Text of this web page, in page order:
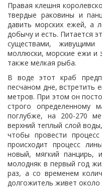
Правая клешня
твердые раковины и
давить морских ежей, а
добычу и есть. Питается
существами,
моллюски, морские ежи и
также мелкая рыба.
В воде этот краб
песчаном дне, встретить
метров. При этом он
строго определенному
поглубже, на 200-270
верхний теплый слой
чтобы провести
происходит процесс
новый, мягкий панцирь,
молодняк в первый год
раз, а со временем
долгожитель живет около